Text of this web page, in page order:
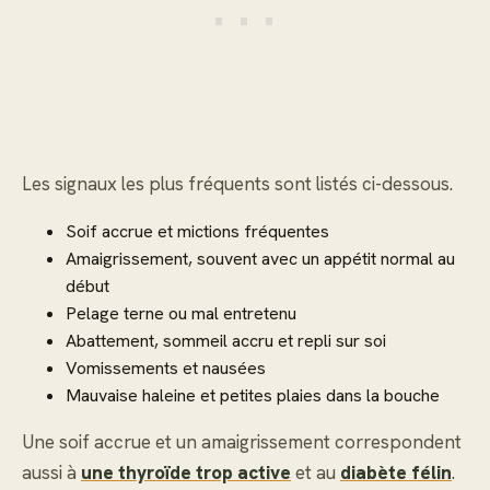
Les signaux les plus fréquents sont listés ci-dessous.
Soif accrue et mictions fréquentes
Amaigrissement, souvent avec un appétit normal au
début
Pelage terne ou mal entretenu
Abattement, sommeil accru et repli sur soi
Vomissements et nausées
Mauvaise haleine et petites plaies dans la bouche
Une soif accrue et un amaigrissement correspondent
aussi à une thyroïde trop active et au diabète félin.